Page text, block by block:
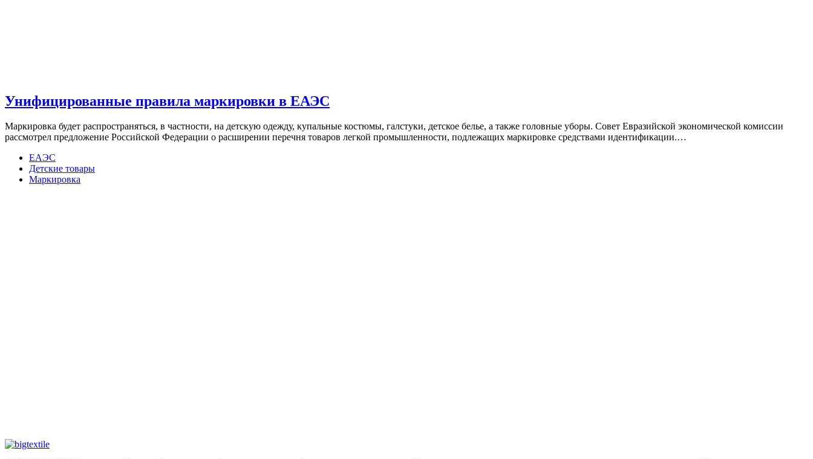
Унифицированные правила маркировки в ЕАЭС
Маркировка будет распространяться, в частности, на детскую одежду, купальные костюмы, галстуки, детское белье, а также головные уборы. Совет Евразийской экономической комиссии
рассмотрел предложение Российской Федерации о расширении перечня товаров легкой промышленности, подлежащих маркировке средствами идентификации.…
ЕАЭС
Детские товары
Маркировка